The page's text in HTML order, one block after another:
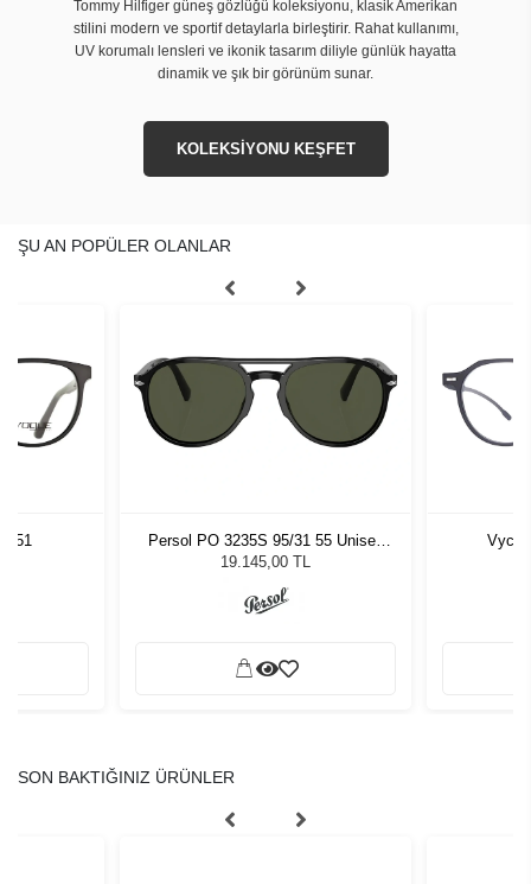
Tommy Hilfiger güneş gözlüğü koleksiyonu, klasik Amerikan
stilini modern ve sportif detaylarla birleştirir. Rahat kullanımı,
UV korumalı lensleri ve ikonik tasarım diliyle günlük hayatta
dinamik ve şık bir görünüm sunar.
KOLEKSİYONU KEŞFET
ŞU AN POPÜLER OLANLAR
51
Persol PO 3235S 95/31 55 Unisex
Güneş Gözlüğü
19.145,00 TL
SON BAKTIĞINIZ ÜRÜNLER